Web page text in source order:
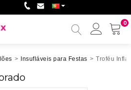
0
Minha
> Insufláveis para Festas > Troféu